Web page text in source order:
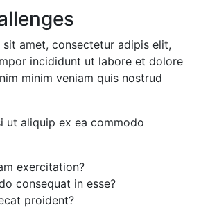
amet, consectetur adipis elit,
incididunt ut labore et dolore
minim veniam quis nostrud
ut aliquip ex ea commodo
exercitation?
consequat in esse?
proident?